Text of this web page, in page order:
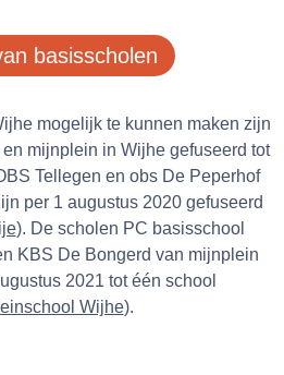
basisscholen
mogelijk te kunnen maken zijn
mijnplein in Wijhe gefuseerd tot
Tellegen en obs De Peperhof
per 1 augustus 2020 gefuseerd
). De scholen PC basisschool
KBS De Bongerd van mijnplein
2021 tot één school
Wijhe).